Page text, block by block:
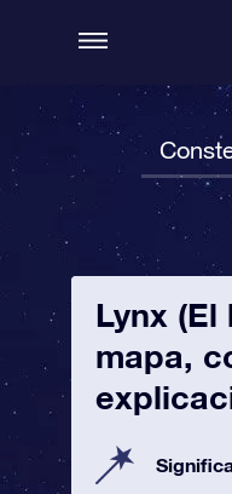
Lynx (El
mapa,